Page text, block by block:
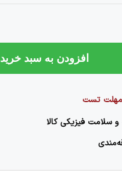
افزودن به سبد خرید
و سلامت فیزیکی کالا